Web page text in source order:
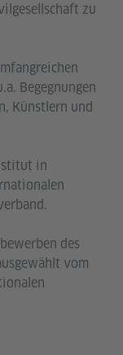
zu
Begegnungen
Künstlern und
in
des
vom